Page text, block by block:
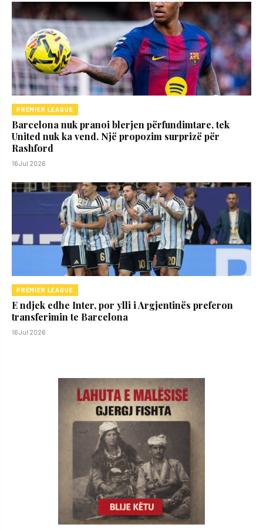
PREMIER LEAGUE
Barcelona nuk pranoi blerjen përfundimtare, tek
United nuk ka vend. Një propozim surprizë për
Rashford
16 Jul 2026
PREMIER LEAGUE
E ndjek edhe Inter, por ylli i Argjentinës preferon
transferimin te Barcelona
16 Jul 2026